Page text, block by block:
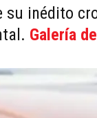
inédito
Galería